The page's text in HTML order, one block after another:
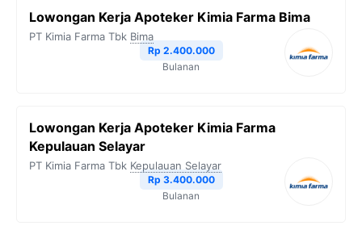
Lowongan Kerja Apoteker Kimia Farma Bima
PT Kimia Farma Tbk Bima
Rp 2.400.000
Bulanan
Lowongan Kerja Apoteker Kimia Farma
Kepulauan Selayar
PT Kimia Farma Tbk Kepulauan Selayar
Rp 3.400.000
Bulanan